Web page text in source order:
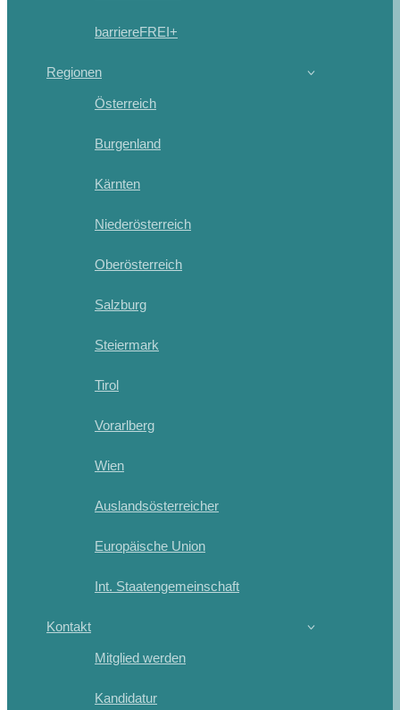
barriereFREI+
Regionen
Österreich
Burgenland
Kärnten
Niederösterreich
Oberösterreich
Salzburg
Steiermark
Tirol
Vorarlberg
Wien
Auslandsösterreicher
Europäische Union
Int. Staatengemeinschaft
Kontakt
Mitglied werden
Kandidatur